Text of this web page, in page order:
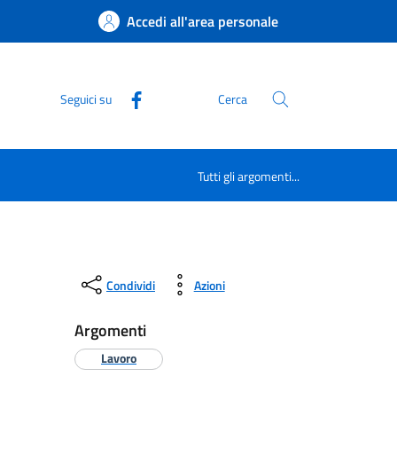
Accedi all'area personale
Seguici su Cerca
Tutti gli argomenti...
Condividi Azioni
Argomenti
Lavoro